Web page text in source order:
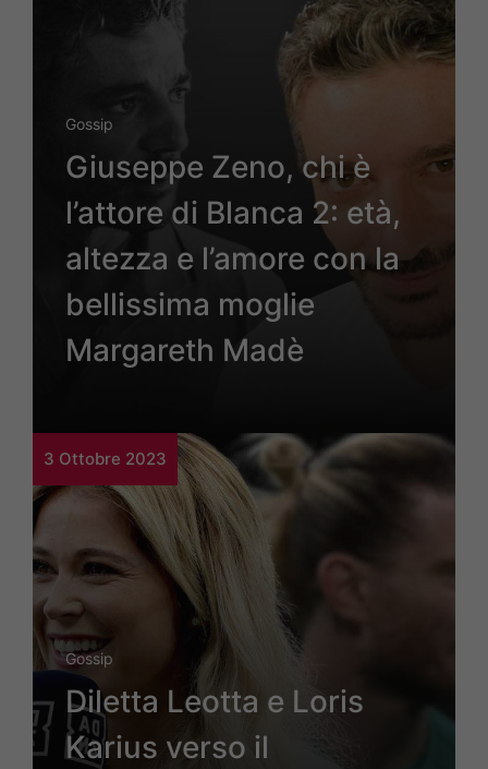
Gossip
Giuseppe Zeno, chi è
l’attore di Blanca 2: età,
altezza e l’amore con la
bellissima moglie
Margareth Madè
3 Ottobre 2023
Gossip
Diletta Leotta e Loris
Karius verso il